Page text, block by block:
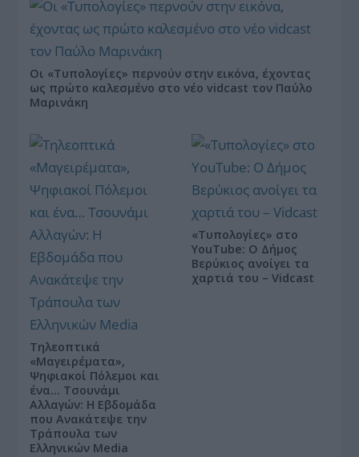
Οι «Τυπολογίες» περνούν στην εικόνα, έχοντας
ως πρώτο καλεσμένο στο νέο vidcast τον Παύλο
Μαρινάκη
Τηλεοπτικά
«Μαγειρέματα»,
Ψηφιακοί Πόλεμοι και
ένα… Τσουνάμι
Αλλαγών: Η Εβδομάδα
που Ανακάτεψε την
Τράπουλα των
Ελληνικών Media
«Τυπολογίες» στο
YouTube: Ο Δήμος
Βερύκιος ανοίγει τα
χαρτιά του – Vidcast